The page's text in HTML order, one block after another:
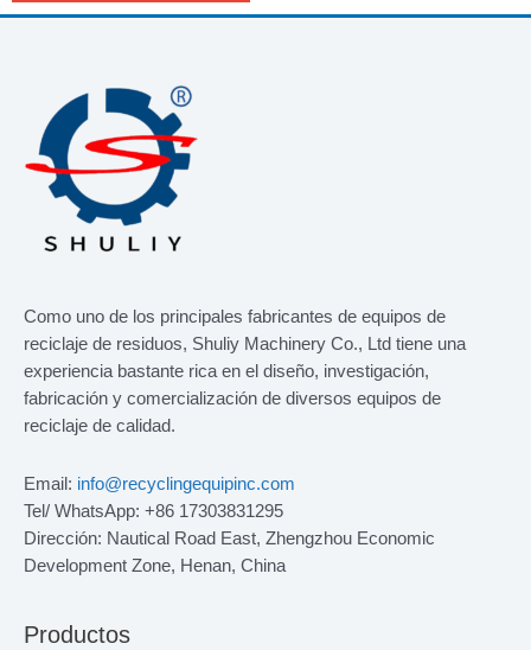
Como uno de los principales fabricantes de equipos de
reciclaje de residuos, Shuliy Machinery Co., Ltd tiene una
experiencia bastante rica en el diseño, investigación,
fabricación y comercialización de diversos equipos de
reciclaje de calidad.
Email: info@recyclingequipinc.com
Tel/ WhatsApp: +86 17303831295
Dirección: Nautical Road East, Zhengzhou Economic
Development Zone, Henan, China
Productos